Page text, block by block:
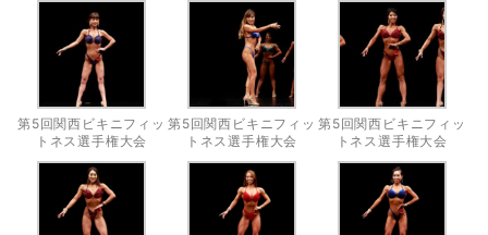
第5回関西ビキニフィッ
トネス選手権大会
第5回関西ビキニフィッ
トネス選手権大会
第5回関西ビキニフィッ
トネス選手権大会